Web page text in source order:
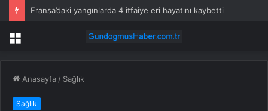
Fransa’daki yangınlarda 4 itfaiye eri hayatını kaybetti
Menü
Anasayfa / Sağlık
Sağlık